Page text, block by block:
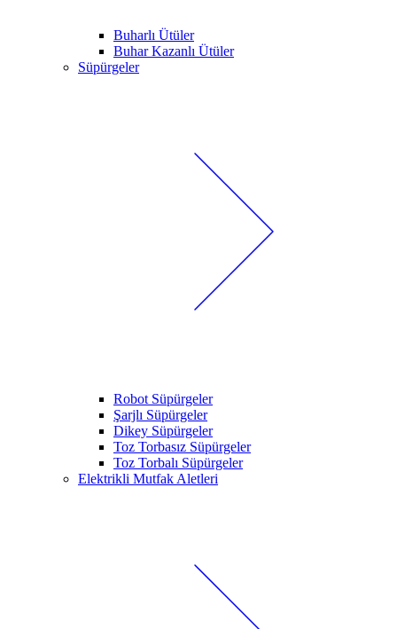
Buharlı Ütüler
Buhar Kazanlı Ütüler
Süpürgeler
Robot Süpürgeler
Şarjlı Süpürgeler
Dikey Süpürgeler
Toz Torbasız Süpürgeler
Toz Torbalı Süpürgeler
Elektrikli Mutfak Aletleri